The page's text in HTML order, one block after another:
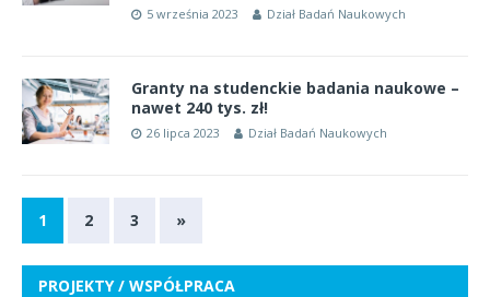
5 września 2023 Dział Badań Naukowych
Granty na studenckie badania naukowe –
nawet 240 tys. zł!
26 lipca 2023 Dział Badań Naukowych
1 2 3 »
PROJEKTY / WSPÓŁPRACA